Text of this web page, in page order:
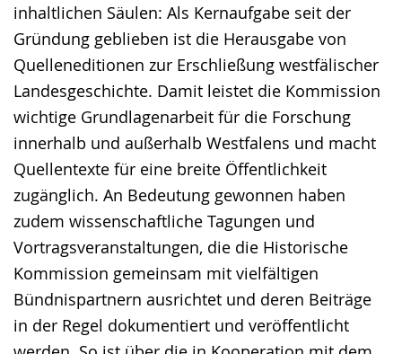
inhaltlichen Säulen: Als Kernaufgabe seit der
Gründung geblieben ist die Herausgabe von
Quelleneditionen zur Erschließung westfälischer
Landesgeschichte. Damit leistet die Kommission
wichtige Grundlagenarbeit für die Forschung
innerhalb und außerhalb Westfalens und macht
Quellentexte für eine breite Öffentlichkeit
zugänglich. An Bedeutung gewonnen haben
zudem wissenschaftliche Tagungen und
Vortragsveranstaltungen, die die Historische
Kommission gemeinsam mit vielfältigen
Bündnispartnern ausrichtet und deren Beiträge
in der Regel dokumentiert und veröffentlicht